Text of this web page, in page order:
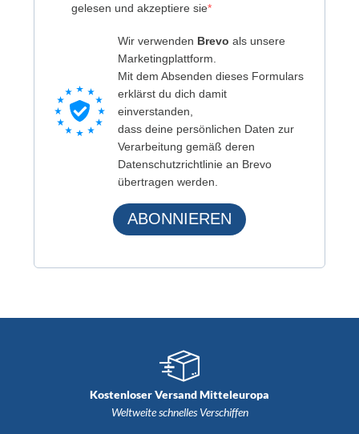
gelesen und akzeptiere sie
Wir verwenden Brevo als unsere
Marketingplattform.
Mit dem Absenden dieses Formulars
erklärst du dich damit
einverstanden,
dass deine persönlichen Daten zur
Verarbeitung gemäß deren
Datenschutzrichtlinie an Brevo
übertragen werden.
ABONNIEREN
Kostenloser Versand Mitteleuropa
Weltweite schnelles Verschiffen